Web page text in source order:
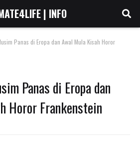
| INFO
Panas di Eropa dan Awal Mula Kisah Horor
Panas di Eropa dan
Horor Frankenstein